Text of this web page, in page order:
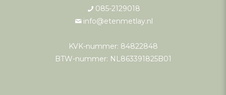
085-2129018
info@etenmetlay.nl
KVK-nummer: 84822848
BTW-nummer: NL863391825B01